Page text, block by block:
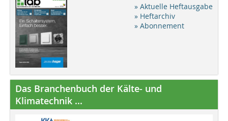
» Aktuelle Heftausgabe
» Heftarchiv
» Abonnement
Das Branchenbuch der Kälte- und
Klimatechnik ...